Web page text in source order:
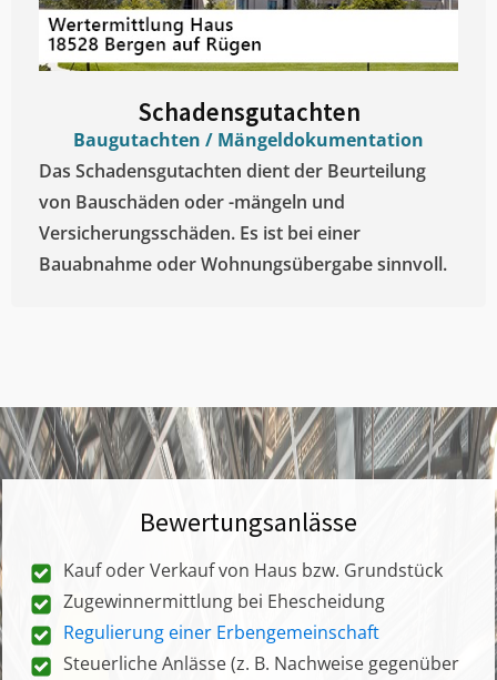
Schadensgutachten
Baugutachten / Mängeldokumentation
Das Schadensgutachten dient der Beurteilung
von Bauschäden oder -mängeln und
Versicherungsschäden. Es ist bei einer
Bauabnahme oder Wohnungsübergabe sinnvoll.
Bewertungsanlässe
Kauf oder Verkauf von Haus bzw. Grundstück
Zugewinnermittlung bei Ehescheidung
Regulierung einer Erbengemeinschaft
Steuerliche Anlässe (z. B. Nachweise gegenüber